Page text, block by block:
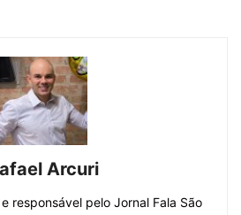
Arcuri
responsável pelo Jornal Fala São